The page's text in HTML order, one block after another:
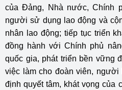
của Đảng, Nhà nước, Chính
người sử dụng lao động và
nhân lao động; tiếp tục triển
đồng hành với Chính phủ
quốc gia, phát triển bền vững
việc làm cho đoàn viên,
định quyết tâm, khát vọng của